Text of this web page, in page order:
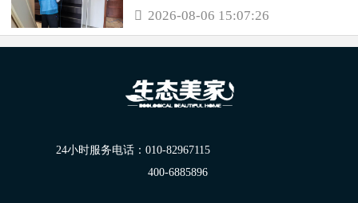
头消解复合装修污染
 2026-08-06 15:07:26
24小时服务电话： 010-82967115
400-6885896